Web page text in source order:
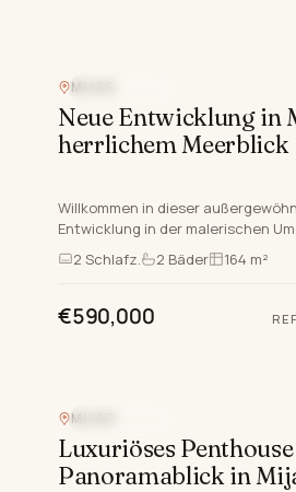
MIJAS
Neue Entwicklung in
herrlichem Meerblick
Willkommen in dieser
Entwicklung in der malerischen
Malaga, an der Costa del Sol. Dieses
prestigeträchtige Projekt…
2 Schlafz. 2 Bäder 164 m²
€590,000 REF
MIJAS
Luxuriöses
Panoramablick in